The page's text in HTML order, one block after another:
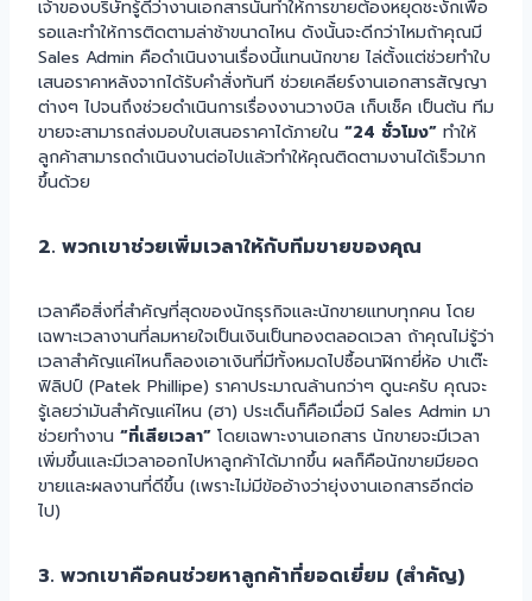
เจ้าของบริษัทรู้ดีว่างานเอกสารนั้นทำให้การขายต้องหยุดชะงักเพื่อ
รอและทำให้การติดตามล่าช้าขนาดไหน ดังนั้นจะดีกว่าไหมถ้าคุณมี
Sales Admin คือดำเนินงานเรื่องนี้แทนนักขาย ไล่ตั้งแต่ช่วยทำใบ
เสนอราคาหลังจากได้รับคำสั่งทันที ช่วยเคลียร์งานเอกสารสัญญา
ต่างๆ ไปจนถึงช่วยดำเนินการเรื่องงานวางบิล เก็บเช็ค เป็นต้น ทีม
ขายจะสามารถส่งมอบใบเสนอราคาได้ภายใน “24 ชั่วโมง” ทำให้
ลูกค้าสามารถดำเนินงานต่อไปแล้วทำให้คุณติดตามงานได้เร็วมาก
ขึ้นด้วย
2. พวกเขาช่วยเพิ่มเวลาให้กับทีมขายของคุณ
เวลาคือสิ่งที่สำคัญที่สุดของนักธุรกิจและนักขายแทบทุกคน โดย
เฉพาะเวลางานที่ลมหายใจเป็นเงินเป็นทองตลอดเวลา ถ้าคุณไม่รู้ว่า
เวลาสำคัญแค่ไหนก็ลองเอาเงินที่มีทั้งหมดไปซื้อนาฬิกายี่ห้อ ปาเต๊ะ
ฟิลิปป์ (Patek Phillipe) ราคาประมาณล้านกว่าๆ ดูนะครับ คุณจะ
รู้เลยว่ามันสำคัญแค่ไหน (ฮา) ประเด็นก็คือเมื่อมี Sales Admin มา
ช่วยทำงาน “ที่เสียเวลา” โดยเฉพาะงานเอกสาร นักขายจะมีเวลา
เพิ่มขึ้นและมีเวลาออกไปหาลูกค้าได้มากขึ้น ผลก็คือนักขายมียอด
ขายและผลงานที่ดีขึ้น (เพราะไม่มีข้ออ้างว่ายุ่งงานเอกสารอีกต่อ
ไป)
3. พวกเขาคือคนช่วยหาลูกค้าที่ยอดเยี่ยม (สำคัญ)